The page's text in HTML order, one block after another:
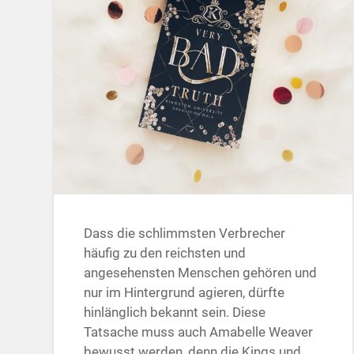
Dass die schlimmsten Verbrecher
häufig zu den reichsten und
angesehensten Menschen gehören und
nur im Hintergrund agieren, dürfte
hinlänglich bekannt sein. Diese
Tatsache muss auch Amabelle Weaver